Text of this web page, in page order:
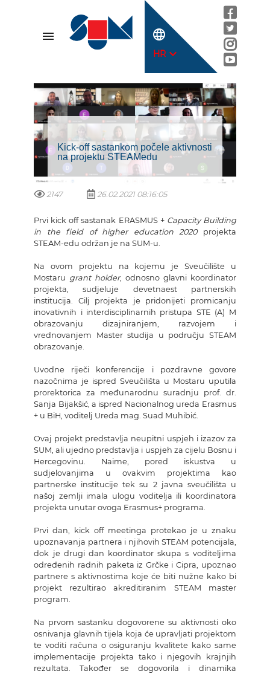
menu language
HRexpand_more
Kick-off sastankom počele aktivnosti
na projektu STEAMedu
2147 26.02.2021 08:16:05
Prvi kick off sastanak ERASMUS + Capacity Building
in the field of higher education 2020projekta
STEAM-edu održan je na SUM-u.
Na ovom projektu na kojemu je Sveučilište u
Mostaru grant holder, odnosno glavni koordinator
projekta, sudjeluje devetnaest partnerskih
institucija. Cilj projekta je pridonijeti promicanju
inovativnih i interdisciplinarnih pristupa STE (A) M
obrazovanju dizajniranjem, razvojem i
vrednovanjem Master studija u području STEAM
obrazovanje.
Uvodne riječi konferencije i pozdravne govore
nazočnima je ispred Sveučilišta u Mostaru uputila
prorektorica za međunarodnu suradnju prof. dr.
Sanja Bijakšić, a ispred Nacionalnog ureda Erasmus
+ u BiH, voditelj Ureda mag. Suad Muhibić.
Ovaj projekt predstavlja neupitni uspjeh i izazov za
SUM, ali ujedno predstavlja i uspjeh za cijelu Bosnu i
Hercegovinu. Naime, pored iskustva u
sudjelovanjima u ovakvim projektima kao
partnerske institucije tek su 2 javna sveučilišta u
našoj zemlji imala ulogu voditelja ili koordinatora
projekta unutar ovoga Erasmus+ programa.
Prvi dan, kick off meetinga protekao je u znaku
upoznavanja partnera i njihovih STEAM potencijala,
dok je drugi dan koordinator skupa s voditeljima
određenih radnih paketa iz Grčke i Cipra, upoznao
partnere s aktivnostima koje će biti nužne kako bi
projekt rezultirao akreditiranim STEAM master
program.
Na prvom sastanku dogovorene su aktivnosti oko
osnivanja glavnih tijela koja će upravljati projektom
te voditi računa o osiguranju kvalitete kako same
implementacije projekta tako i njegovih krajnjih
rezultata. Također se dogovorila i dinamika